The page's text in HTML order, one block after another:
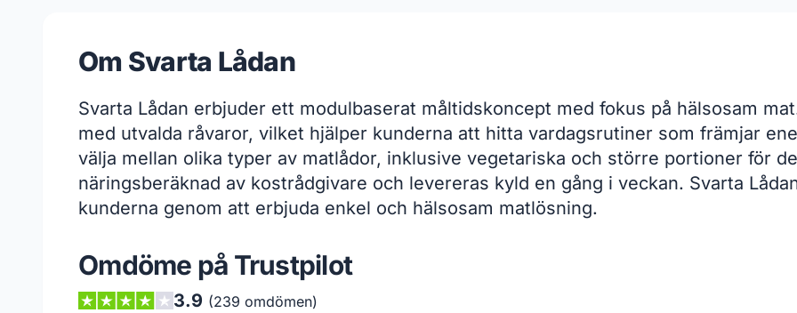
Om Svarta Lådan
Svarta Lådan erbjuder ett modulbaserat måltidskoncept med fokus på hälsosam
med utvalda råvaror, vilket hjälper kunderna att hitta vardagsrutiner som främjar
välja mellan olika typer av matlådor, inklusive vegetariska och större portioner för
näringsberäknad av kostrådgivare och levereras kyld en gång i veckan. Svarta
kunderna genom att erbjuda enkel och hälsosam matlösning.
Omdöme på Trustpilot
3.9 (239 omdömen)